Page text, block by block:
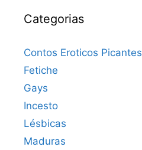
Categorias
Contos Eroticos Picantes
Fetiche
Gays
Incesto
Lésbicas
Maduras